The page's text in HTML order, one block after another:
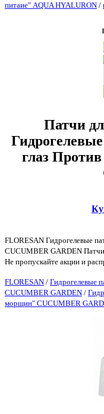
питаие" AQUA HYALURON /
Патчи
глаз
FLORESAN Гидрогелевые
CUCUMBER GARDEN Патчи
Не пропускайте акции и
FLORESAN / Гидрогелевые
CUCUMBER GARDEN /
морщин" CUCUMBER